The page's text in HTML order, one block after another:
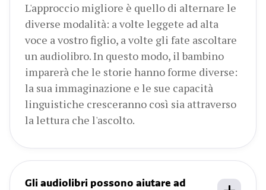
L'approccio migliore è quello di alternare le
diverse modalità: a volte leggete ad alta
voce a vostro figlio, a volte gli fate ascoltare
un audiolibro. In questo modo, il bambino
imparerà che le storie hanno forme diverse:
la sua immaginazione e le sue capacità
linguistiche cresceranno così sia attraverso
la lettura che l'ascolto.
Gli audiolibri possono aiutare ad